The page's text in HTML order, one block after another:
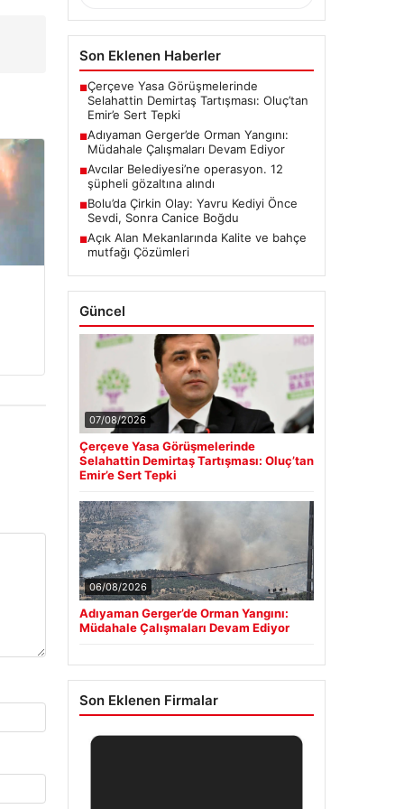
Son Eklenen Haberler
■Çerçeve Yasa Görüşmelerinde
Selahattin Demirtaş Tartışması: Oluç’tan
Emir’e Sert Tepki
■Adıyaman Gerger’de Orman Yangını:
Müdahale Çalışmaları Devam Ediyor
■Avcılar Belediyesi’ne operasyon. 12
şüpheli gözaltına alındı
■Bolu’da Çirkin Olay: Yavru Kediyi Önce
Sevdi, Sonra Canice Boğdu
■Açık Alan Mekanlarında Kalite ve bahçe
mutfağı Çözümleri
Güncel
07/08/2026
Çerçeve Yasa Görüşmelerinde
Selahattin Demirtaş Tartışması: Oluç’tan
Emir’e Sert Tepki
06/08/2026
Adıyaman Gerger’de Orman Yangını:
Müdahale Çalışmaları Devam Ediyor
Son Eklenen Firmalar